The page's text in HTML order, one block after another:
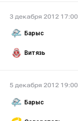
3 декабря 2012 17:00
Барыс
Витязь
5 декабря 2012 19:00
Барыс